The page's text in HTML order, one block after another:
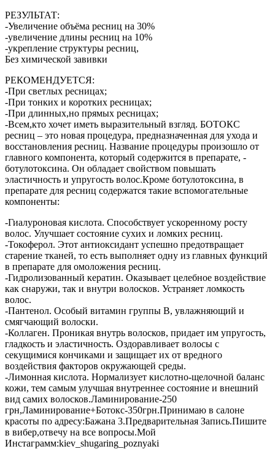
РЕЗУЛЬТАТ:
-Увеличение объёма ресниц на 30%
-увеличение длины ресниц на 10%
-укрепление структуры ресниц,
Без химической завивки
РЕКОМЕНДУЕТСЯ:
-При светлых ресницах;
-При тонких и коротких ресницах;
-При длинных,но прямых ресницах;
-Всем,кто хочет иметь выразительный взгляд. БОТОКС
ресниц – это новая процедура, предназначенная для ухода и
восстановления ресниц. Название процедуры произошло от
главного компонента, который содержится в препарате, -
ботулотоксина. Он обладает свойством повышать
эластичность и упругость волос.Кроме ботулотоксина, в
препарате для ресниц содержатся такие вспомогательные
компоненты:
-Гиалуроновая кислота. Способствует ускоренному росту
волос. Улучшает состояние сухих и ломких ресниц.
-Токоферол. Этот антиоксидант успешно предотвращает
старение тканей, то есть выполняет одну из главных функций
в препарате для омоложения ресниц.
-Гидролизованный кератин. Оказывает целебное воздействие
как снаружи, так и внутри волосков. Устраняет ломкость
волос.
-Пантенол. Особый витамин группы B, увлажняющий и
смягчающий волоски.
-Коллаген. Проникая внутрь волосков, придает им упругость,
гладкость и эластичность. Оздоравливает волосы с
секущимися кончиками и защищает их от вредного
воздействия факторов окружающей среды.
-Лимонная кислота. Нормализует кислотно-щелочной баланс
кожи, тем самым улучшая внутреннее состояние и внешний
вид самих волосков.Ламинирование-250
грн,Ламинирование+Ботокс-350грн.Принимаю в салоне
красоты по адресу:Бажана 3.Предварительная Запись.Пишите
в вибер,отвечу на все вопросы.Мой
Инстаграмм:kiev_shugaring_poznyaki